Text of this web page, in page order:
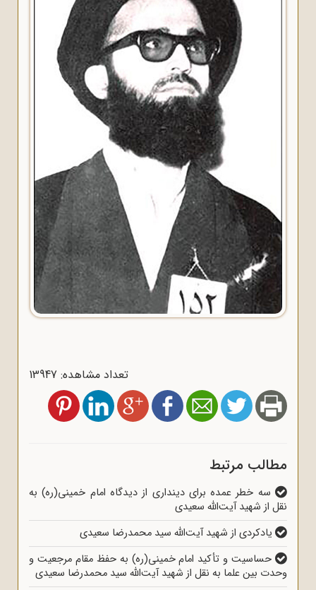
تعداد مشاهده: 13947
مطالب مرتبط
سه خطر عمده برای دینداری از دیدگاه امام خمینی(ره) به
نقل از شهید آیت‌الله سعیدی
یادکردی از شهید آیت‌الله سید محمدرضا سعیدی
حساسیت و تأکید امام خمینی(ره) به حفظ مقام مرجعیت و
وحدت بین علما به نقل از شهید آیت‌الله سید محمدرضا سعیدی